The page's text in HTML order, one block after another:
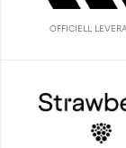
OFFICIELL